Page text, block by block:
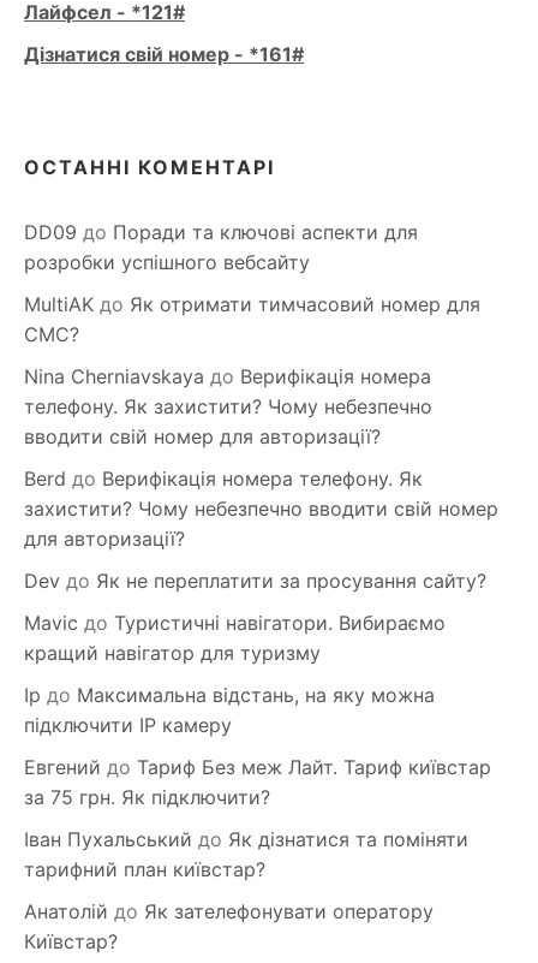
Лайфсел - *121#
Дізнатися свій номер - *161#
ОСТАННІ КОМЕНТАРІ
DD09 до Поради та ключові аспекти для
розробки успішного вебсайту
MultiAK до Як отримати тимчасовий номер для
СМС?
Nina Cherniavskaya до Верифікація номера
телефону. Як захистити? Чому небезпечно
вводити свій номер для авторизації?
Berd до Верифікація номера телефону. Як
захистити? Чому небезпечно вводити свій номер
для авторизації?
Dev до Як не переплатити за просування сайту?
Mavic до Туристичні навігатори. Вибираємо
кращий навігатор для туризму
Ip до Максимальна відстань, на яку можна
підключити IP камеру
Евгений до Тариф Без меж Лайт. Тариф київстар
за 75 грн. Як підключити?
Іван Пухальський до Як дізнатися та поміняти
тарифний план київстар?
Анатолій до Як зателефонувати оператору
Київстар?